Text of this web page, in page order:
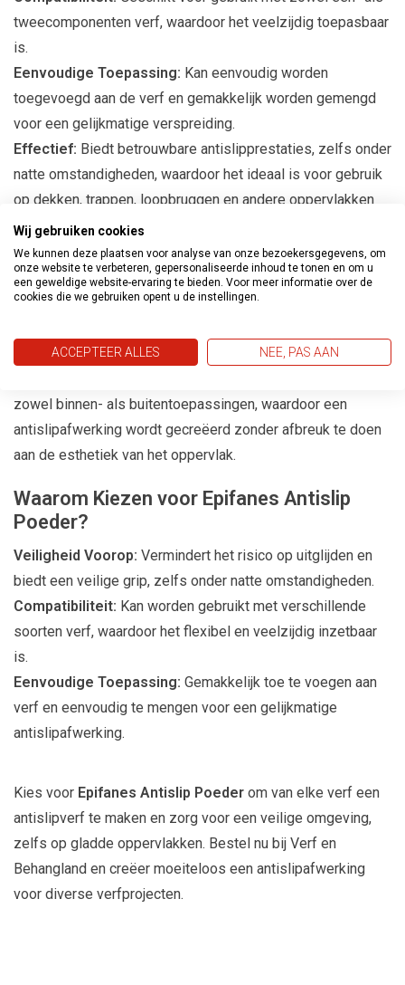
tweecomponenten verf, waardoor het veelzijdig toepasbaar
is.
Eenvoudige Toepassing: Kan eenvoudig worden
toegevoegd aan de verf en gemakkelijk worden gemengd
voor een gelijkmatige verspreiding.
Effectief: Biedt betrouwbare antislipprestaties, zelfs onder
natte omstandigheden, waardoor het ideaal is voor gebruik
op dekken, trappen, loopbruggen en andere oppervlakken
waar slipgevaar bestaat.
Toepassing:
Diverse Oppervlakken:Ideaal voor gebruik op dekken,
waar een veilige grip essentieel is.
zowel binnen- als buitentoepassingen, waardoor een
antislipafwerking wordt gecreëerd zonder afbreuk te doen
aan de esthetiek van het oppervlak.
Waarom Kiezen voor Epifanes Antislip
Poeder?
Veiligheid Voorop: Vermindert het risico op uitglijden en
biedt een veilige grip, zelfs onder natte omstandigheden.
Compatibiliteit: Kan worden gebruikt met verschillende
soorten verf, waardoor het flexibel en veelzijdig inzetbaar
is.
Eenvoudige Toepassing: Gemakkelijk toe te voegen aan
verf en eenvoudig te mengen voor een gelijkmatige
antislipafwerking.
Kies voor Epifanes Antislip Poeder om van elke verf een
antislipverf te maken en zorg voor een veilige omgeving,
zelfs op gladde oppervlakken. Bestel nu bij Verf en
Behangland en creëer moeiteloos een antislipafwerking
voor diverse verfprojecten.
Wij gebruiken cookies
We kunnen deze plaatsen voor analyse van onze bezoekersgegevens, om
onze website te verbeteren, gepersonaliseerde inhoud te tonen en om u
een geweldige website-ervaring te bieden. Voor meer informatie over de
cookies die we gebruiken opent u de instellingen.
ACCEPTEER ALLES NEE, PAS AAN